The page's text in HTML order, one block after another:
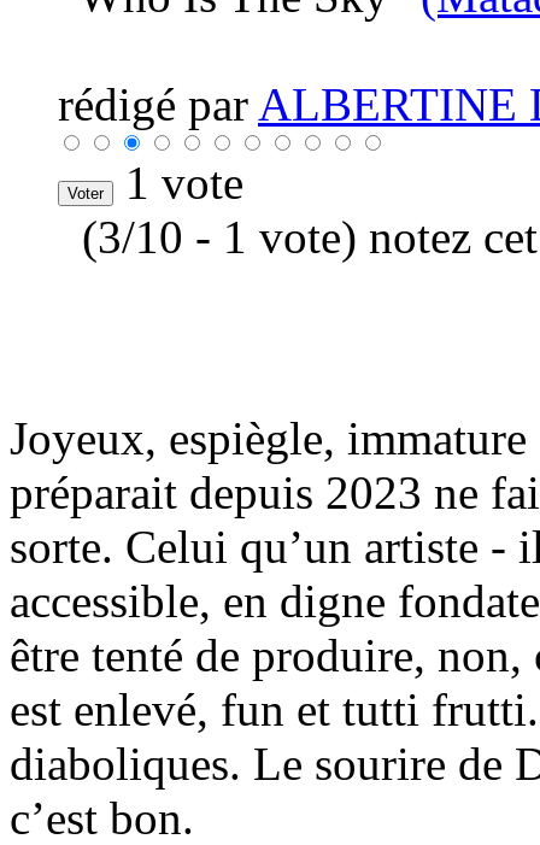
rédigé par ALBERTINE
1 vote
(3/10 - 1 vote) notez
Joyeux, espiègle,
préparait depuis 2023 ne
sorte. Celui qu’un artiste -
accessible, en digne
être tenté de produire, non,
est enlevé, fun et tutti
diaboliques. Le sourire de
c’est bon.